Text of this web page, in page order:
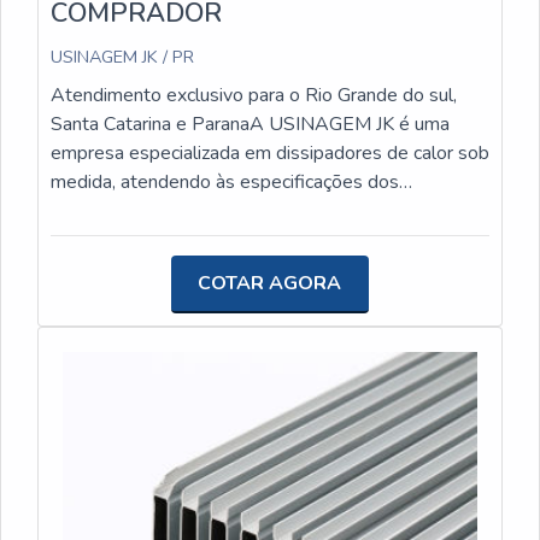
COMPRADOR
USINAGEM JK / PR
Atendimento exclusivo para o Rio Grande do sul,
Santa Catarina e ParanaA USINAGEM JK é uma
empresa especializada em dissipadores de calor sob
medida, atendendo às especificações dos
mercado, a empresa se destaca por oferecer
projetos e produtos de seus clientes.A equipe da
USINAGEM JK está sempre em busca de inovação
e excelência na usinagem de peças de pequeno
porte, trabalhando com materiais ferrosos, não
ferrosos, poliacetal, latão, cobre e alumínio. Com um
processo de fabricação moderno e
tecnologicamente avançado, a empresa garante a
precisão e a durabilidade dos dissipadores de calor
produzidos.Ao escolher a USINAGEM JK, os
COTAR AGORA